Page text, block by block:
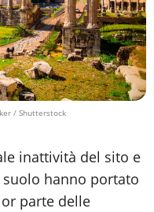
/ Shutterstock
inattività del sito e
hanno portato
parte delle